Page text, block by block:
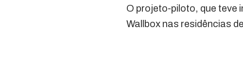
O projeto-piloto, que teve
Wallbox nas residências